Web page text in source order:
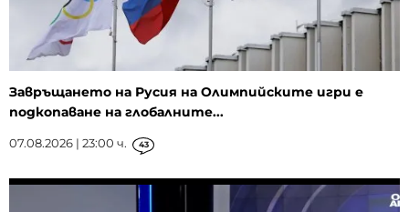
Завръщането на Русия на Олимпийските игри е
подкопаване на глобалните...
07.08.2026 | 23:00 ч. 43